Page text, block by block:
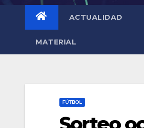
ACTUALIDAD
MATERIAL
FÚTBOL